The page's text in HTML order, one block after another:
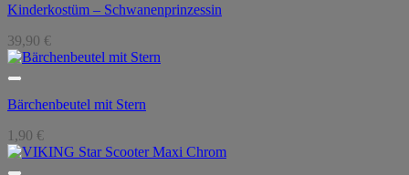
Kinderkostüm – Schwanenprinzessin
39,90 €
Bärchenbeutel mit Stern
1,90 €